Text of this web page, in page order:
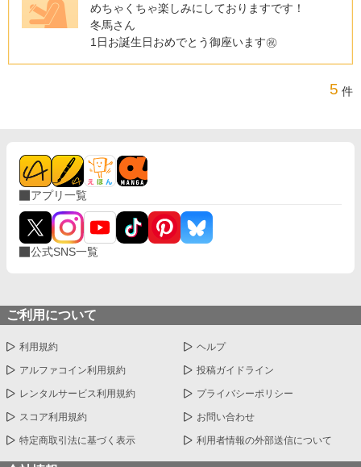
めちゃくちゃ楽しみにしておりますです！
冬馬さん
1日お誕生日おめでとう御座います㊗️
5 件
アプリ一覧
公式SNS一覧
ご利用について
利用規約 ヘルプ
アルファコイン利用規約 投稿ガイドライン
レンタルサービス利用規約 プライバシーポリシー
スコア利用規約 お問い合わせ
特定商取引法に基づく表示 利用者情報の外部送信について